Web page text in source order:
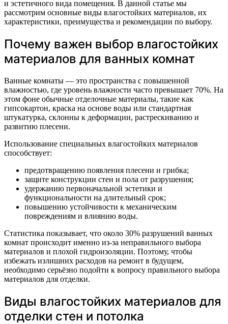
и эстетичного вида помещения. В данной статье мы
рассмотрим основные виды влагостойких материалов, их
характеристики, преимущества и рекомендации по выбору.
Почему важен выбор влагостойких
материалов для ванных комнат
Ванные комнаты — это пространства с повышенной
влажностью, где уровень влажности часто превышает 70%. На
этом фоне обычные отделочные материалы, такие как
гипсокартон, краска на основе воды или стандартная
штукатурка, склонны к деформации, растрескиванию и
развитию плесени.
Использование специальных влагостойких материалов
способствует:
предотвращению появления плесени и грибка;
защите конструкции стен и пола от разрушения;
удержанию первоначальной эстетики и
функциональности на длительный срок;
повышению устойчивости к механическим
повреждениям и влиянию воды.
Статистика показывает, что около 30% разрушений ванных
комнат происходит именно из-за неправильного выбора
материалов и плохой гидроизоляции. Поэтому, чтобы
избежать излишних расходов на ремонт в будущем,
необходимо серьёзно подойти к вопросу правильного выбора
материалов для отделки.
Виды влагостойких материалов для
отделки стен и потолка